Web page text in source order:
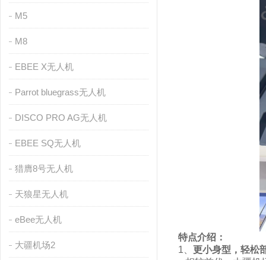
M5
M8
EBEE X无人机
Parrot bluegrass无人机
DISCO PRO AG无人机
EBEE SQ无人机
猎膺8号无人机
天狼星无人机
eBee无人机
大疆机场2
特点介绍：
1、 更小身型，轻松